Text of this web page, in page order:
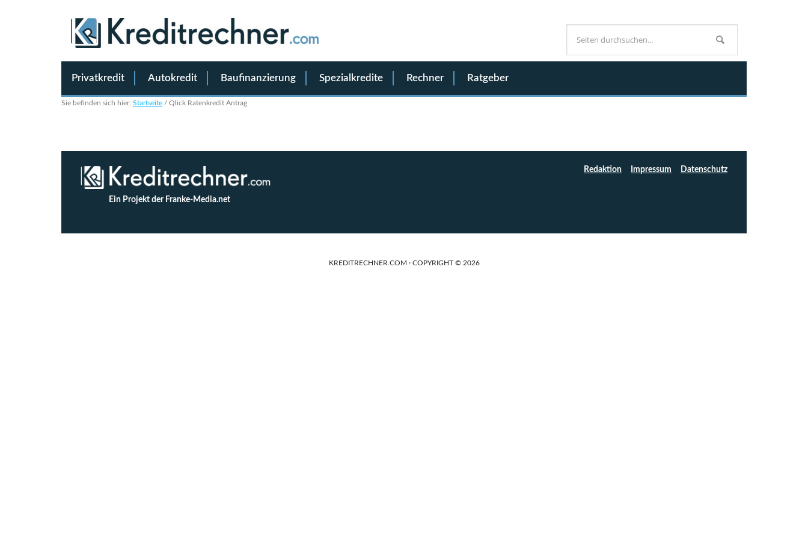
Privatkredit Autokredit Baufinanzierung Spezialkredite Rechner Ratgeber
Sie befinden sich hier: Startseite / Qlick Ratenkredit Antrag
Ein Projekt der Franke-Media.net
Redaktion Impressum Datenschutz
KREDITRECHNER.COM · COPYRIGHT © 2026